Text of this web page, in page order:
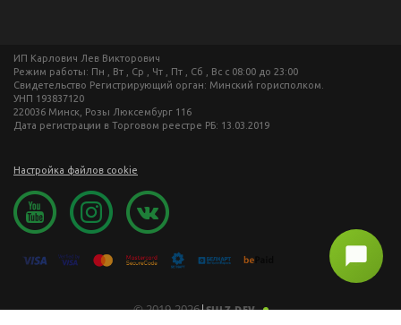
ИП Карлович Лев Викторович
Режим работы: Пн , Вт , Ср , Чт , Пт , Сб , Вс c 08:00 до 23:00
Свидетельство Регистрирующий орган: Минский горисполком.
УНП 193837120
220036 Минск, Розы Люксембург 116
Дата регистрации в Торговом реестре РБ: 13.03.2019
Настройка файлов cookie
© 2019-2026|SULZ.DEV